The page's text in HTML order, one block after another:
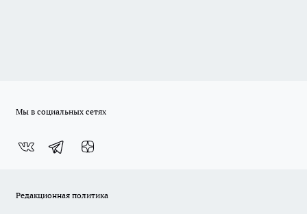
Мы в социальных сетях
Редакционная политика